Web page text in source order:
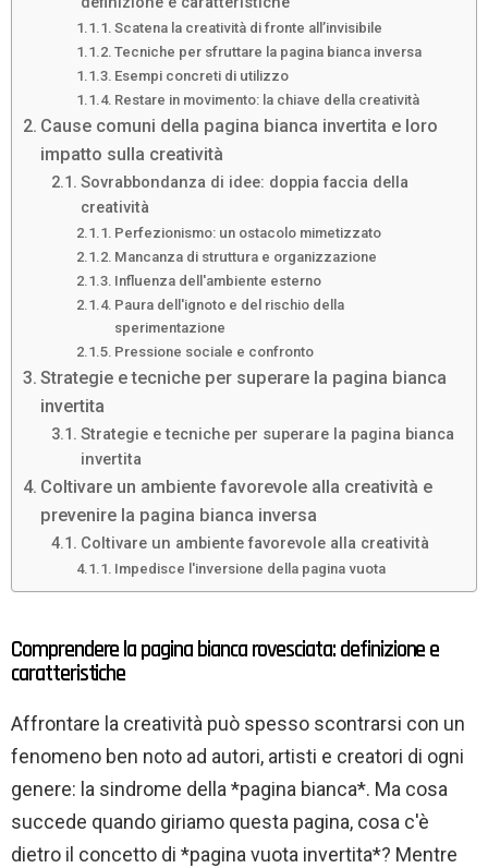
Scatena la creatività di fronte all’invisibile
Tecniche per sfruttare la pagina bianca inversa
Esempi concreti di utilizzo
Restare in movimento: la chiave della creatività
Cause comuni della pagina bianca invertita e loro
impatto sulla creatività
Sovrabbondanza di idee: doppia faccia della
creatività
Perfezionismo: un ostacolo mimetizzato
Mancanza di struttura e organizzazione
Influenza dell'ambiente esterno
Paura dell'ignoto e del rischio della
sperimentazione
Pressione sociale e confronto
Strategie e tecniche per superare la pagina bianca
invertita
Strategie e tecniche per superare la pagina bianca
invertita
Coltivare un ambiente favorevole alla creatività e
prevenire la pagina bianca inversa
Coltivare un ambiente favorevole alla creatività
Impedisce l'inversione della pagina vuota
Comprendere la pagina bianca rovesciata: definizione e
caratteristiche
Affrontare la creatività può spesso scontrarsi con un
fenomeno ben noto ad autori, artisti e creatori di ogni
genere: la sindrome della *pagina bianca*. Ma cosa
succede quando giriamo questa pagina, cosa c'è
dietro il concetto di *pagina vuota invertita*? Mentre